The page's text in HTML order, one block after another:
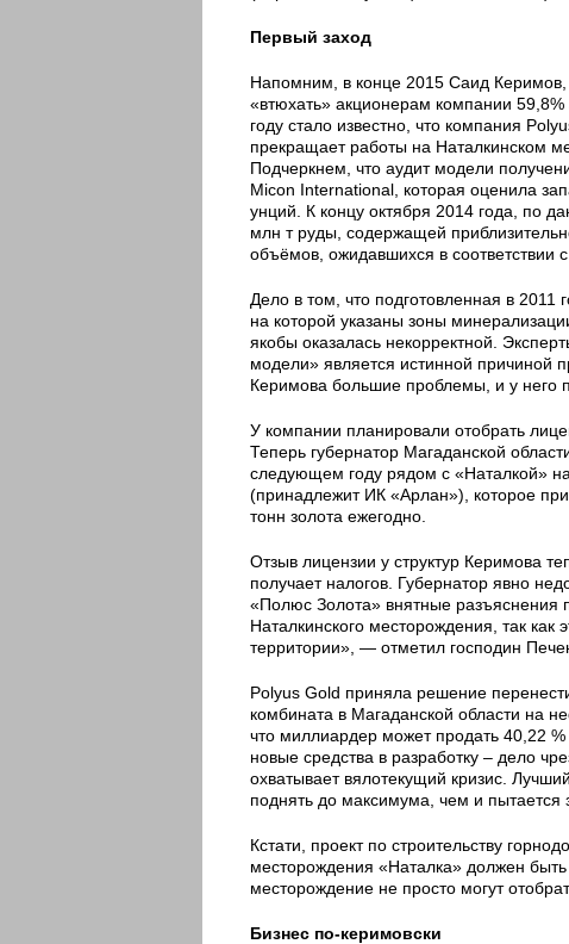
Первый заход
Напомним, в конце 2015 Саид Керимов,
«втюхать» акционерам компании
году стало известно, что компания
прекращает работы на Наталкинском
Подчеркнем, что аудит модели
Micon International, которая оценила
унций. К концу октября 2014 года, по
млн т руды, содержащей
объёмов, ожидавшихся в соответствии
Дело в том, что подготовленная в
на которой указаны зоны
якобы оказалась некорректной.
модели» является истинной причиной
Керимова большие проблемы, и у него
У компании планировали отобрать
Теперь губернатор Магаданской
следующем году рядом с «Наталкой»
(принадлежит ИК «Арлан»), которое
тонн золота ежегодно.
Отзыв лицензии у структур Керимова
получает налогов. Губернатор явно
«Полюс Золота» внятные разъяснения
Наталкинского месторождения, так как
территории», — отметил господин
Polyus Gold приняла решение
комбината в Магаданской области на
что миллиардер может продать 40,22
новые средства в разработку – дело
охватывает вялотекущий кризис.
поднять до максимума, чем и пытается
Кстати, проект по строительству
месторождения «Наталка» должен
месторождение не просто могут
Бизнес по-керимовски